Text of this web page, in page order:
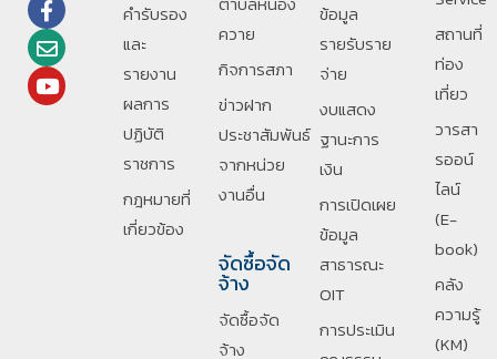
คำรับรอง
และ
รายงาน
ผลการ
ปฏิบัติ
ราชการ
กฎหมายที่
เกี่ยวข้อง
ควาย
กิจการสภา
ข่าวฝาก
ประชาสัมพันธ์
จากหน่วย
งานอื่น
จัดซื้อจัด
จ้าง
จัดซื้อจัด
จ้าง
ข้อมูล
รายรับราย
จ่าย
งบแสดง
ฐานะการ
เงิน
การเปิดเผย
ข้อมูล
สาธารณะ
OIT
การประเมิน
สถานที่
ท่อง
เที่ยว
วารสา
รออน์
ไลน์
(E-
book)
คลัง
ความรู้
(KM)